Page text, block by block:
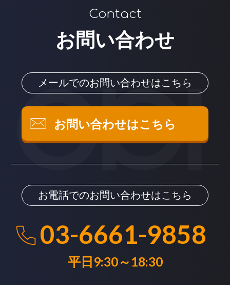
Contact
お問い合わせ
メールでのお問い合わせはこちら
お問い合わせはこちら
お電話でのお問い合わせはこちら
03-6661-9858
平日9:30～18:30